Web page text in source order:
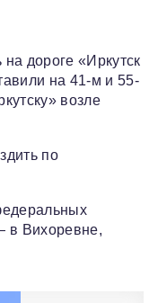
дороге «Иркутск
на 41-м и 55-
возле
по
в Вихоревне,